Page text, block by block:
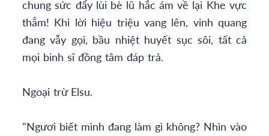
chung sức đẩy lùi bè lũ hắc ám về lại Khe vực
thẳm! Khi lời hiệu triệu vang lên, vinh quang
đang vẫy gọi, bầu nhiệt huyết sục sôi, tất cả
mọi binh sĩ đồng tâm đáp trả.
Ngoại trừ Elsu.
"Ngươi biết mình đang làm gì không? Nhìn vào